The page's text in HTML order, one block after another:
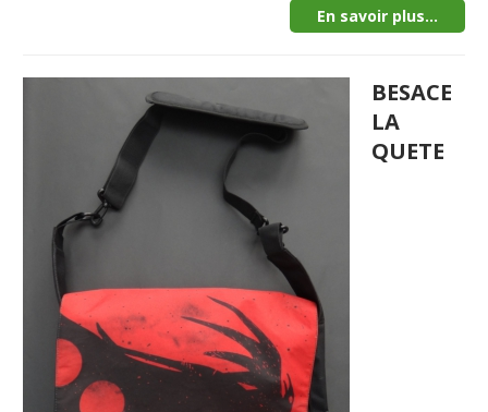
En savoir plus...
BESACE
LA
QUETE